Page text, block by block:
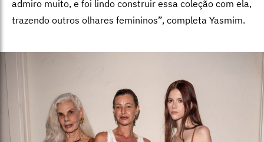
admiro muito, e foi lindo construir essa coleção com ela,
trazendo outros olhares femininos”, completa Yasmim.